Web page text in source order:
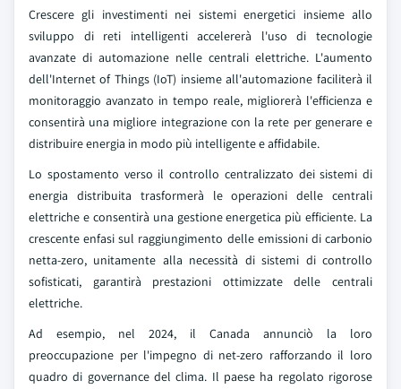
Crescere gli investimenti nei sistemi energetici insieme allo
sviluppo di reti intelligenti accelererà l'uso di tecnologie
avanzate di automazione nelle centrali elettriche. L'aumento
dell'Internet of Things (IoT) insieme all'automazione faciliterà il
monitoraggio avanzato in tempo reale, migliorerà l'efficienza e
consentirà una migliore integrazione con la rete per generare e
distribuire energia in modo più intelligente e affidabile.
Lo spostamento verso il controllo centralizzato dei sistemi di
energia distribuita trasformerà le operazioni delle centrali
elettriche e consentirà una gestione energetica più efficiente. La
crescente enfasi sul raggiungimento delle emissioni di carbonio
netta-zero, unitamente alla necessità di sistemi di controllo
sofisticati, garantirà prestazioni ottimizzate delle centrali
elettriche.
Ad esempio, nel 2024, il Canada annunciò la loro
preoccupazione per l'impegno di net-zero rafforzando il loro
quadro di governance del clima. Il paese ha regolato rigorose